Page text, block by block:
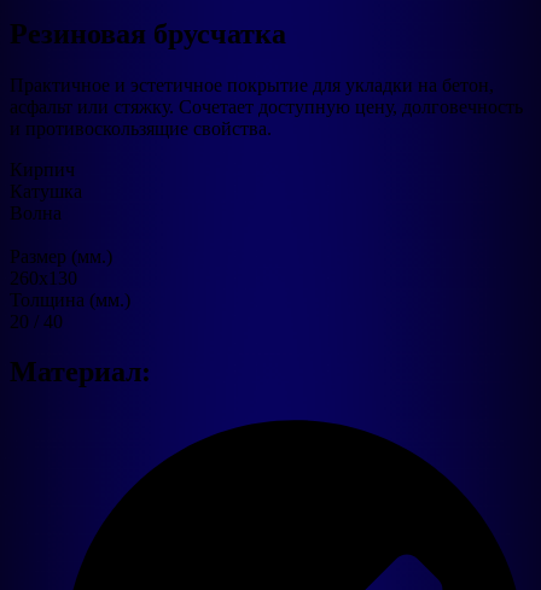
Резиновая брусчатка
Практичное и эстетичное покрытие для укладки на бетон,
асфальт или стяжку. Сочетает доступную цену, долговечность
и противоскользящие свойства.
Кирпич
Катушка
Волна
Размер (мм.)
260х130
Толщина (мм.)
20 / 40
Материал: